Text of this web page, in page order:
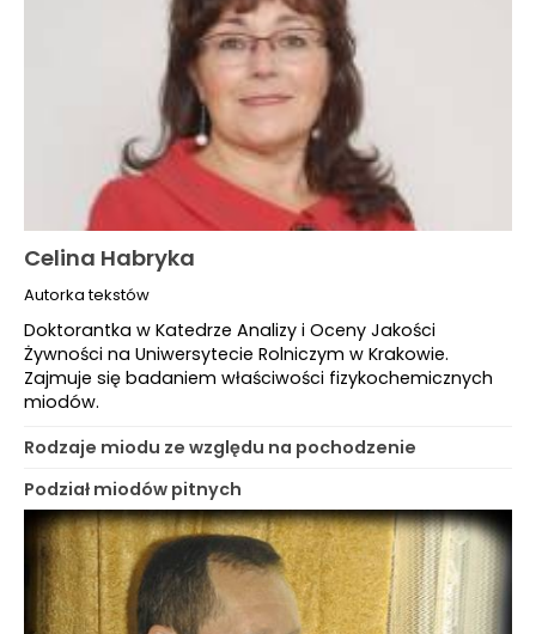
Celina Habryka
Autorka tekstów
Doktorantka w Katedrze Analizy i Oceny Jakości
Żywności na Uniwersytecie Rolniczym w Krakowie.
Zajmuje się badaniem właściwości fizykochemicznych
miodów.
Rodzaje miodu ze względu na pochodzenie
Podział miodów pitnych